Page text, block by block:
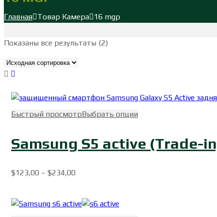
Главная Товар Камера 16 mgp
Показаны все результаты (2)
Быстрый просмотрВыбрать опции
Samsung S5 active (Trade-
$123,00 – $234,00